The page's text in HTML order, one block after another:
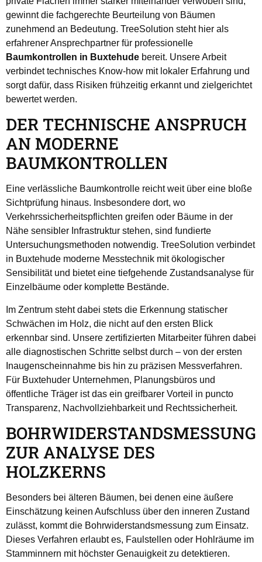
gewinnt die fachgerechte Beurteilung von Bäumen
zunehmend an Bedeutung. TreeSolution steht hier als
erfahrener Ansprechpartner für professionelle
Baumkontrollen in Buxtehude bereit. Unsere Arbeit
verbindet technisches Know-how mit lokaler Erfahrung und
sorgt dafür, dass Risiken frühzeitig erkannt und zielgerichtet
bewertet werden.
DER TECHNISCHE ANSPRUCH
AN MODERNE
BAUMKONTROLLEN
Eine verlässliche Baumkontrolle reicht weit über eine bloße
Sichtprüfung hinaus. Insbesondere dort, wo
Verkehrssicherheitspflichten greifen oder Bäume in der
Nähe sensibler Infrastruktur stehen, sind fundierte
Untersuchungsmethoden notwendig. TreeSolution verbindet
in Buxtehude moderne Messtechnik mit ökologischer
Sensibilität und bietet eine tiefgehende Zustandsanalyse für
Einzelbäume oder komplette Bestände.
Im Zentrum steht dabei stets die Erkennung statischer
Schwächen im Holz, die nicht auf den ersten Blick
erkennbar sind. Unsere zertifizierten Mitarbeiter führen dabei
alle diagnostischen Schritte selbst durch – von der ersten
Inaugenscheinnahme bis hin zu präzisen Messverfahren.
Für Buxtehuder Unternehmen, Planungsbüros und
öffentliche Träger ist das ein greifbarer Vorteil in puncto
Transparenz, Nachvollziehbarkeit und Rechtssicherheit.
BOHRWIDERSTANDSMESSUNG
ZUR ANALYSE DES
HOLZKERNS
Besonders bei älteren Bäumen, bei denen eine äußere
Einschätzung keinen Aufschluss über den inneren Zustand
zulässt, kommt die Bohrwiderstandsmessung zum Einsatz.
Dieses Verfahren erlaubt es, Faulstellen oder Hohlräume im
Stamminnern mit höchster Genauigkeit zu detektieren.